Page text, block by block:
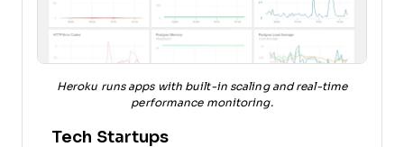
Heroku runs apps with built-in scaling and real-time
performance monitoring.
Tech Startups